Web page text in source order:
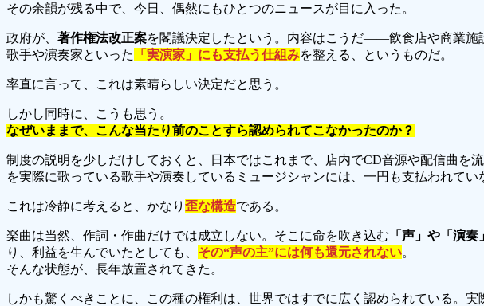
その余韻が残る中で、今日、偶然にもひとつのニュースが目に入った。
政府が、 著作権法改正案を閣議決定したという。内容はこうだ――飲食店や商業施
歌手や演奏家といった
「実演家」にも支払う仕組みを整える、というものだ。
率直に言って、これは素晴らしい決定だと思う。
しかし同時に、こうも思う。
なぜいままで、こんな当たり前のことすら認められてこなかったのか？
制度の説明を少しだけしておくと、日本ではこれまで、店内でCD音源や配信曲を
を実際に歌っている歌手や演奏しているミュージシャンには、一円も支払われてい
これは冷静に考えると、かなり 歪な構造である。
楽曲は当然、作詞・作曲だけでは成立しない。そこに命を吹き込む 「声」や「演奏」
り、利益を生んでいたとしても、 その“声の主”には何も還元されない。
そんな状態が、長年放置されてきた。
しかも驚くべきことに、この種の権利は、世界ではすでに広く認められている。実